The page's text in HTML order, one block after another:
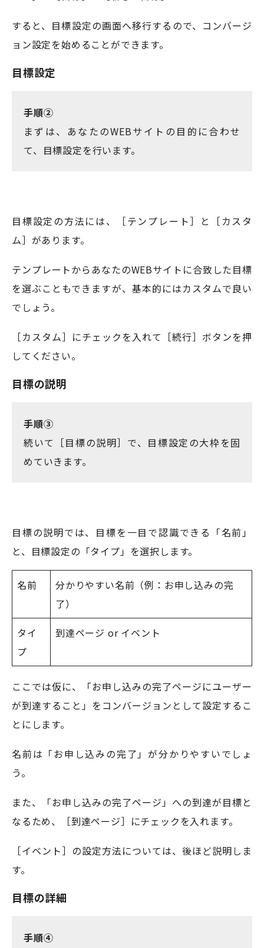
すると、目標設定の画面へ移行するので、コンバージ
ョン設定を始めることができます。
目標設定
手順②
まずは、あなたのWEBサイトの目的に合わせ
て、目標設定を行います。
目標設定の方法には、［テンプレート］と［カスタ
ム］があります。
テンプレートからあなたのWEBサイトに合致した目標
を選ぶこともできますが、基本的にはカスタムで良い
でしょう。
［カスタム］にチェックを入れて［続行］ボタンを押
してください。
目標の説明
手順③
続いて［目標の説明］で、目標設定の大枠を固
めていきます。
目標の説明では、目標を一目で認識できる「名前」
と、目標設定の「タイプ」を選択します。
名前
分かりやすい名前（例：お申し込みの完
了）
タイ
プ
到達ページ or イベント
ここでは仮に、「お申し込みの完了ページにユーザー
が到達すること」をコンバージョンとして設定するこ
とにします。
名前は「お申し込みの完了」が分かりやすいでしょ
う。
また、「お申し込みの完了ページ」への到達が目標と
なるため、［到達ページ］にチェックを入れます。
［イベント］の設定方法については、後ほど説明しま
す。
目標の詳細
手順④